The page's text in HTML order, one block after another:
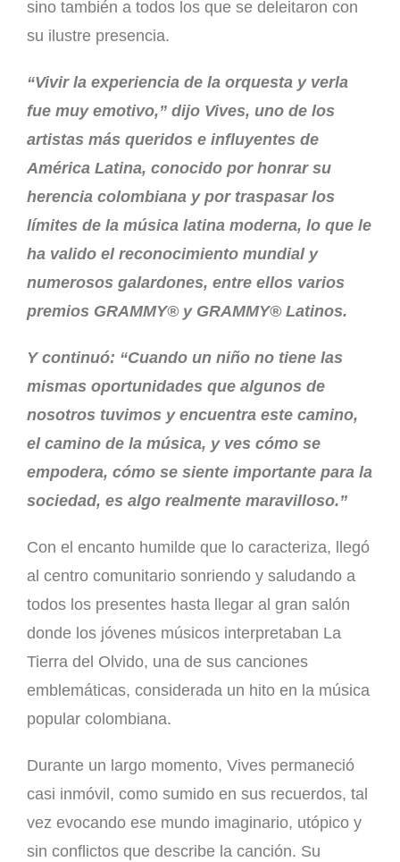
sino también a todos los que se deleitaron con
su ilustre presencia.
“Vivir la experiencia de la orquesta y verla
fue muy emotivo,” dijo Vives, uno de los
artistas más queridos e influyentes de
América Latina, conocido por honrar su
herencia colombiana y por traspasar los
límites de la música latina moderna, lo que le
ha valido el reconocimiento mundial y
numerosos galardones, entre ellos varios
premios GRAMMY® y GRAMMY® Latinos.
Y continuó: “Cuando un niño no tiene las
mismas oportunidades que algunos de
nosotros tuvimos y encuentra este camino,
el camino de la música, y ves cómo se
empodera, cómo se siente importante para la
sociedad, es algo realmente maravilloso.”
Con el encanto humilde que lo caracteriza, llegó
al centro comunitario sonriendo y saludando a
todos los presentes hasta llegar al gran salón
donde los jóvenes músicos interpretaban La
Tierra del Olvido, una de sus canciones
emblemáticas, considerada un hito en la música
popular colombiana.
Durante un largo momento, Vives permaneció
casi inmóvil, como sumido en sus recuerdos, tal
vez evocando ese mundo imaginario, utópico y
sin conflictos que describe la canción. Su